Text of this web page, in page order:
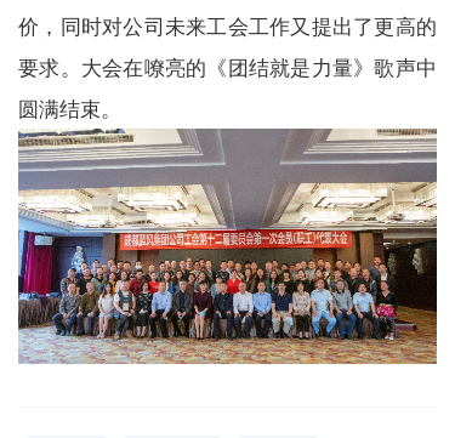
价，同时对公司未来工会工作又提出了更高的
要求。大会在嘹亮的《团结就是力量》歌声中
圆满结束。